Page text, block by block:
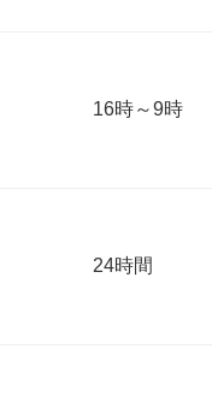
16時～9時
24時間